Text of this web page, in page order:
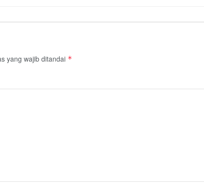
yang wajib ditandai *